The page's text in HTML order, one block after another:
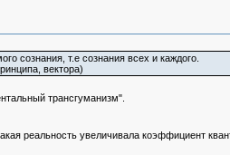
сознания, т.е сознания всех и каждого.
вектора)
трансгуманизм".
реальность увеличивала коэффициент